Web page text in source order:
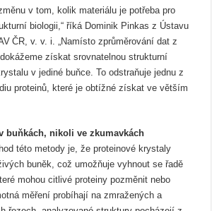
v tom, kolik materiálu je potřeba pro
biologii,“ říká Dominik Pinkas z Ústavu
ČR, v. v. i. „Namísto zprůměrování dat z
získat srovnatelnou strukturní
v jediné buňce. To odstraňuje jednu z
proteinů, které je obtížné získat ve větším
buňkách, nikoli ve zkumavkách
této metody je, že proteinové krystaly
buněk, což umožňuje vyhnout se řadě
mohou citlivé proteiny pozměnit nebo
měření probíhají na zmražených a